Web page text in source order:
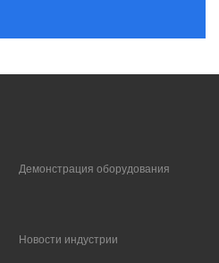
Демонстрация оборудования
Новости индустрии